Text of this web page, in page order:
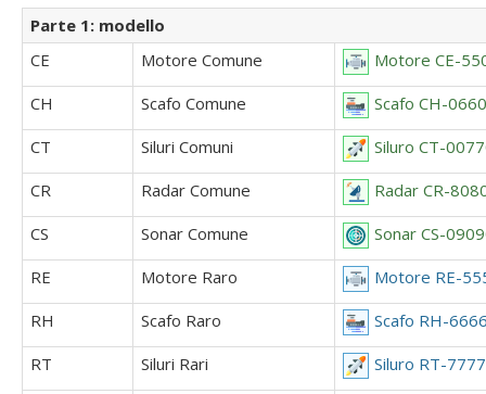
Parte 1: modello
CE
Motore Comune
Motore CE-
CH
Scafo Comune
Scafo CH-
CT
Siluri Comuni
Siluro CT-
CR
Radar Comune
Radar CR-
CS
Sonar Comune
Sonar CS-
RE
Motore Raro
Motore RE-
RH
Scafo Raro
Scafo RH-
RT
Siluri Rari
Siluro RT-